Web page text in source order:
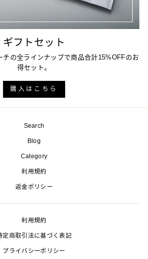
ギフトセット
チの全ラインナップで商品合計15%OFFのお
得セット。
購入はこちら
Search
Blog
Category
利用規約
返金ポリシー
利用規約
定商取引法に基づく表記
プライバシーポリシー